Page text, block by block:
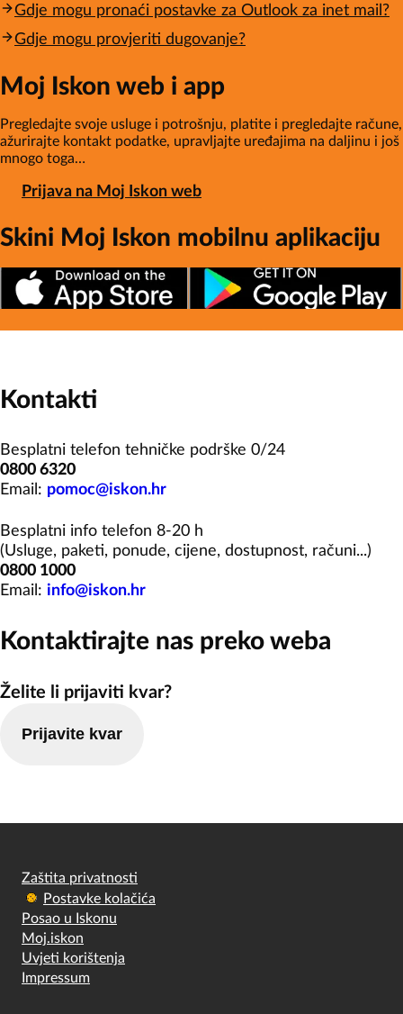
Gdje mogu pronaći postavke za Outlook za inet mail?
Gdje mogu provjeriti dugovanje?
Moj Iskon web i app
Pregledajte svoje usluge i potrošnju, platite i pregledajte račune,
ažurirajte kontakt podatke, upravljajte uređajima na daljinu i još
mnogo toga…
Prijava na Moj Iskon web
Skini Moj Iskon mobilnu aplikaciju
Kontakti
Besplatni telefon tehničke podrške 0/24
0800 6320
Email: pomoc@iskon.hr
Besplatni info telefon 8-20 h
(Usluge, paketi, ponude, cijene, dostupnost, računi...)
0800 1000
Email: info@iskon.hr
Kontaktirajte nas preko weba
Želite li prijaviti kvar?
Prijavite kvar
Zaštita privatnosti
Postavke kolačića
Posao u Iskonu
Moj.iskon
Uvjeti korištenja
Impressum